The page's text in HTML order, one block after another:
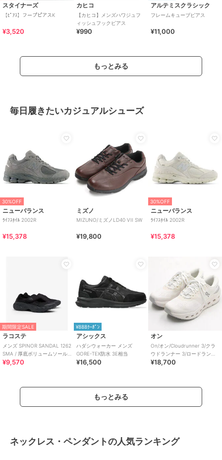
スタイナーズ
【ﾋﾟｱｽ】フープピアスK
¥3,520
カヒコ
【カヒコ】メンズハワジュフ
ィッシュフックピアス
¥990
アルテミスクラシック
フレームキューブピアス
¥11,000
もっとみる
毎日履きたいカジュアルシューズ
30%OFF
ニューバランス
ﾗｲﾌｽﾀｲﾙ 2002R
¥15,378
ミズノ
MIZUNO/ミズノLD40 VII SW
¥19,800
30%OFF
ニューバランス
ﾗｲﾌｽﾀｲﾙ 2002R
¥15,378
期間限定SALE
ラコステ
メンズ SPINOR SANDAL 1262
SMA / 厚底ボリュームソール
ストラップスニーカー
¥9,570
¥888ｸｰﾎﾟﾝ
アシックス
ハダシウォーカー メンズ
GORE-TEX防水 3E相当
¥16,500
オン
On/オン/Cloudrunner 3/クラ
ウドランナー 3/ロードランニ
ング
¥18,700
もっとみる
ネックレス・ペンダントの人気ランキング